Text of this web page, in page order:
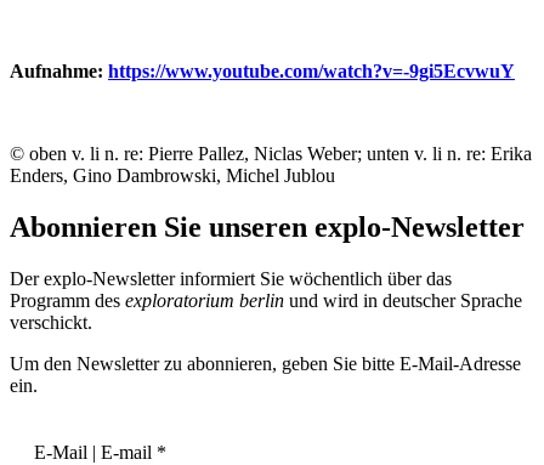
Aufnahme: https://www.youtube.com/watch?v=-9gi5EcvwuY
© oben v. li n. re: Pierre Pallez, Niclas Weber; unten v. li n. re: Erika
Enders, Gino Dambrowski, Michel Jublou
Abonnieren Sie unseren explo-Newsletter
Der explo-Newsletter informiert Sie wöchentlich über das
Programm des exploratorium berlin und wird in deutscher Sprache
verschickt.
Um den Newsletter zu abonnieren, geben Sie bitte E-Mail-Adresse
ein.
E-Mail | E-mail *